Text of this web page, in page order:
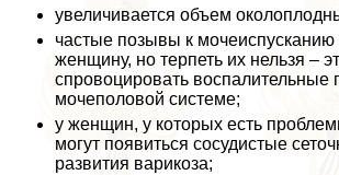
увеличивается объем
частые позывы к
женщину, но терпеть их нельзя –
спровоцировать воспалительные
мочепoлoвoй системе;
у женщин, у которых есть
могут появиться сосудистые
развития варикоза;